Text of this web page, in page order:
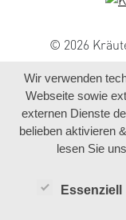
© 2026
Wir verwenden
Webseite sowie
externen Dienste
belieben aktivieren
lesen Sie
Essenziell